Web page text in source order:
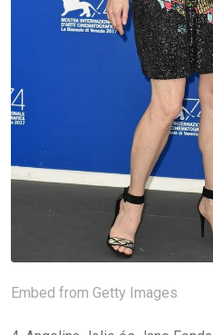
Embed from Getty Images